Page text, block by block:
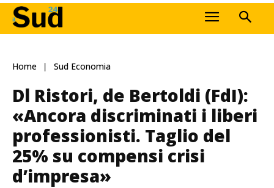
Home Sud Economia
Dl Ristori, de Bertoldi (FdI):
«Ancora discriminati i liberi
professionisti. Taglio del
25% su compensi crisi
d’impresa»